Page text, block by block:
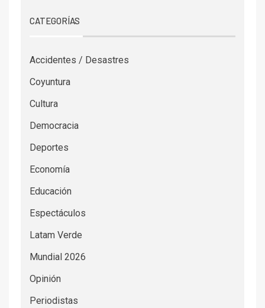
CATEGORÍAS
Accidentes / Desastres
Coyuntura
Cultura
Democracia
Deportes
Economía
Educación
Espectáculos
Latam Verde
Mundial 2026
Opinión
Periodistas